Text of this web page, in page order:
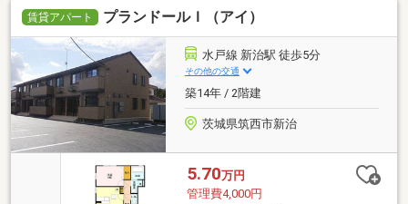
賃貸アパート プランドールＩ（アイ）
水戸線 新治駅 徒歩5分
その他の交通
築14年 / 2階建
茨城県筑西市新治
5.70万円
管理費4,000円